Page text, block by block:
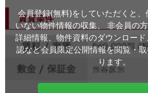
会員登録(無料)をしていただくと
いない物件情報の収集、
非会員の
詳細情報、物件資料のダウンロード、
認など会員限定公開情報を閲覧・
ります。